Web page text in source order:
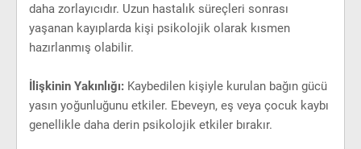
daha zorlayıcıdır. Uzun hastalık süreçleri sonrası
yaşanan kayıplarda kişi psikolojik olarak kısmen
hazırlanmış olabilir.
İlişkinin Yakınlığı: Kaybedilen kişiyle kurulan bağın gücü
yasın yoğunluğunu etkiler. Ebeveyn, eş veya çocuk kaybı
genellikle daha derin psikolojik etkiler bırakır.